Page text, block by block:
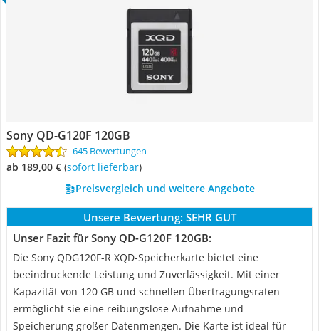
Sony QD-G120F 120GB
645 Bewertungen
ab 189,00 € ( Sofort lieferbar)
Preisvergleich und weitere Angebote
Unsere Bewertung: SEHR GUT
Unser Fazit für Sony QD-G120F 120GB:
Die Sony QDG120F-R XQD-Speicherkarte bietet eine
beeindruckende Leistung und Zuverlässigkeit. Mit einer
Kapazität von 120 GB und schnellen Übertragungsraten
ermöglicht sie eine reibungslose Aufnahme und
Speicherung großer Datenmengen. Die Karte ist ideal für